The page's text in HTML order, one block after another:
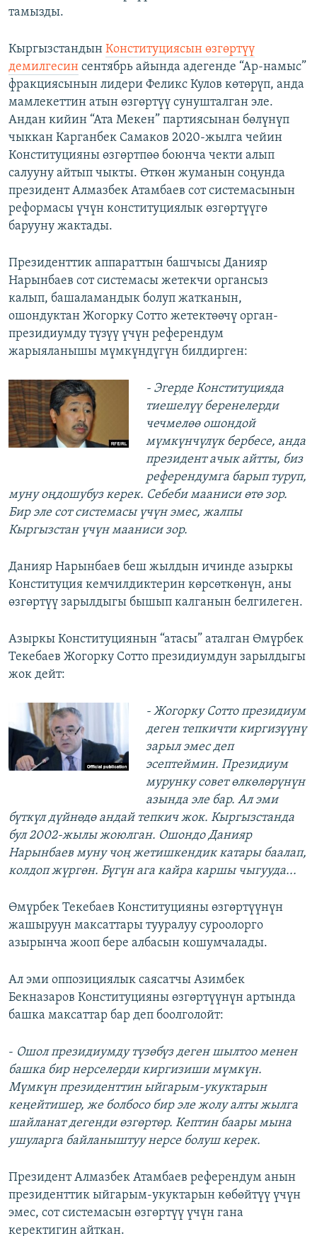
тамызды.
Кыргызстандын Конституциясын өзгөртүү
демилгесин сентябрь айында адегенде “Ар-намыс”
фракциясынын лидери Феликс Кулов көтөрүп, анда
мамлекеттин атын өзгөртүү сунушталган эле.
Андан кийин “Ата Мекен” партиясынан бөлүнүп
чыккан Карганбек Самаков 2020-жылга чейин
Конституцияны өзгөртпөө боюнча чекти алып
салууну айтып чыкты. Өткөн жуманын соңунда
президент Алмазбек Атамбаев сот системасынын
реформасы үчүн конституциялык өзгөртүүгө
барууну жактады.
Президенттик аппараттын башчысы Данияр
Нарынбаев сот системасы жетекчи органсыз
калып, башаламандык болуп жатканын,
ошондуктан Жогорку Сотто жетектөөчү орган-
президиумду түзүү үчүн референдум
жарыяланышы мүмкүндүгүн билдирген:
- Эгерде Конституцияда
тиешелүү беренелерди
чечмелөө ошондой
мүмкүнчүлүк бербесе, анда
президент ачык айтты, биз
референдумга барып туруп,
муну оңдошубуз керек. Себеби мааниси өтө зор.
Бир эле сот системасы үчүн эмес, жалпы
Кыргызстан үчүн мааниси зор.
Данияр Нарынбаев беш жылдын ичинде азыркы
Конституция кемчилдиктерин көрсөткөнүн, аны
өзгөртүү зарылдыгы бышып калганын белгилеген.
Азыркы Конституциянын “атасы” аталган Өмүрбек
Текебаев Жогорку Сотто президиумдун зарылдыгы
жок дейт:
- Жогорку Сотто президиум
деген тепкичти киргизүүнү
зарыл эмес деп
эсептеймин. Президиум
мурунку совет өлкөлөрүнүн
азында эле бар. Ал эми
бүткүл дүйнөдө андай тепкич жок. Кыргызстанда
бул 2002-жылы жоюлган. Ошондо Данияр
Нарынбаев муну чоң жетишкендик катары баалап,
колдоп жүргөн. Бүгүн ага кайра каршы чыгууда...
Өмүрбек Текебаев Конституцияны өзгөртүүнүн
жашыруун максаттары тууралуу суроолорго
азырынча жооп бере албасын кошумчалады.
Ал эми оппозициялык саясатчы Азимбек
Бекназаров Конституцияны өзгөртүүнүн артында
башка максаттар бар деп боолголойт:
- Ошол президиумду түзөбүз деген шылтоо менен
башка бир нерселерди киргизиши мүмкүн.
Мүмкүн президенттин ыйгарым-укуктарын
кеңейтишер, же болбосо бир эле жолу алты жылга
шайланат дегенди өзгөртөр. Кептин баары мына
ушуларга байланыштуу нерсе болуш керек.
Президент Алмазбек Атамбаев референдум анын
президенттик ыйгарым-укуктарын көбөйтүү үчүн
эмес, сот системасын өзгөртүү үчүн гана
керектигин айткан.